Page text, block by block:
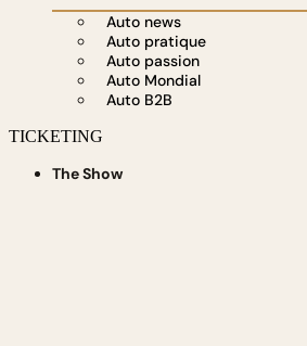
Auto news
Auto pratique
Auto passion
Auto Mondial
Auto B2B
TICKETING
The Show